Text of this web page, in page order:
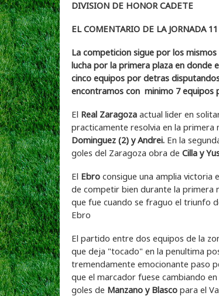
DIVISION DE HONOR CADETE
EL COMENTARIO DE LA JORNADA 11
La competicion sigue por los
lucha por la primera plaza en donde
cinco equipos por detras
encontramos con minimo 7 equipos
El Real Zaragoza actual lider en
practicamente resolvia en la primera
Dominguez (2) y Andrei. En la
goles del Zaragoza obra de Cilla y
El Ebro consigue una amplia victoria
de competir bien durante la primera
que fue cuando se fraguo el triunfo
Ebro
El partido entre dos equipos de la
que deja "tocado" en la penultima
tremendamente emocionante paso
que el marcador fuese cambiando
goles de Manzano y Blasco para el